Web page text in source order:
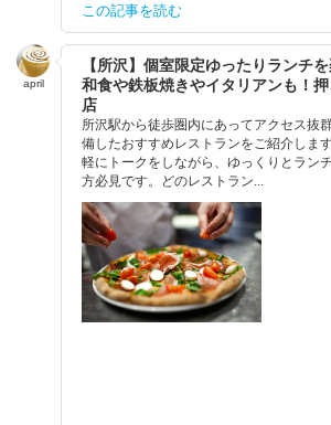
この記事を読む
april
【所沢】個室限定ゆったりランチ
和食や鉄板焼きやイタリアンも！
店
所沢駅から徒歩圏内にあってアクセス抜
備したおすすめレストランをご紹介しま
軽にトークをしながら、ゆっくりとラン
方必見です。どのレストラン...